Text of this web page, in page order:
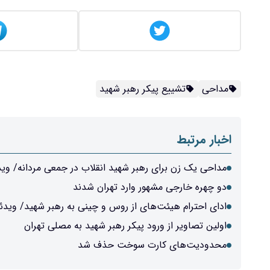
مداحی تشییع پیکر رهبر شهید
اخبار مرتبط
مداحی یک زن برای رهبر شهید انقلاب در جمعی مردانه/
دو چهره خارجی مشهور وارد تهران شدند
ادای احترام هیئت‌های از روس و چینی به رهبر شهید/
اولین تصاویر از ورود پیکر رهبر شهید به مصلی تهران
محدودیت‌های کارت سوخت حذف شد